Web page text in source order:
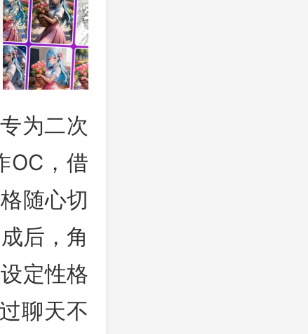
为二次
OC，借
随心切
后，角
定性格
聊天不